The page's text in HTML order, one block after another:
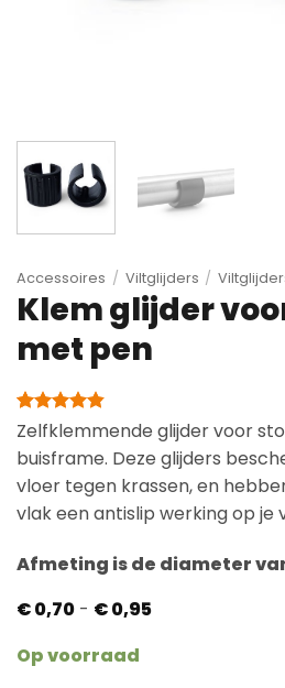
Accessoires / Viltglijders /
Klem glijder
met pen
Gewaardeerd
gebaseerd
op
6
klantbeoordelingen
Zelfklemmende glijder voor
buisframe. Deze glijders
vloer tegen krassen, en
vlak een antislip werking op je
Afmeting is de diameter
€0,70 - €0,95Prijsklasse:
Op voorraad